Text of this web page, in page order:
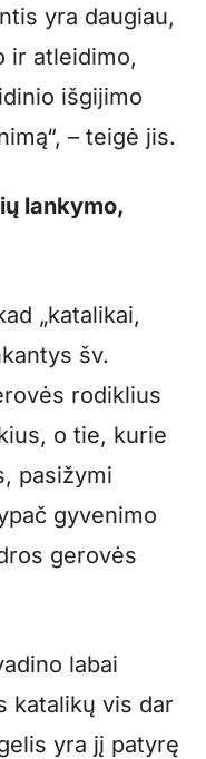
yra daugiau,
ir atleidimo,
išgijimo
– teigė jis.
lankymo,
„katalikai,
šv.
rodiklius
o tie, kurie
pasižymi
gyvenimo
gerovės
labai
katalikų vis dar
yra jį patyrę